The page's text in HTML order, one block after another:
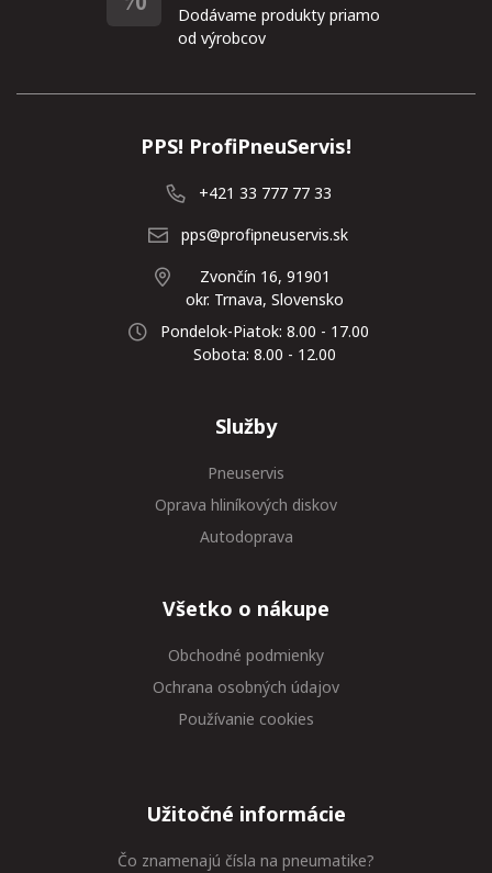
Dodávame produkty priamo
od výrobcov
PPS! ProfiPneuServis!
+421 33 777 77 33
pps@profipneuservis.sk
Zvončín 16, 91901
okr. Trnava, Slovensko
Pondelok-Piatok: 8.00 - 17.00
Sobota: 8.00 - 12.00
Služby
Pneuservis
Oprava hliníkových diskov
Autodoprava
Všetko o nákupe
Obchodné podmienky
Ochrana osobných údajov
Používanie cookies
Užitočné informácie
Čo znamenajú čísla na pneumatike?